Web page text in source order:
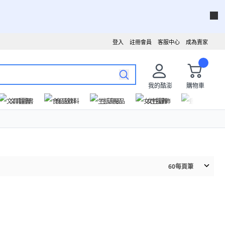
成為賣家
客服中心
註冊會員
登入
我的酷澎
購物車
文具圖書
食品飲料 生活用品 女性服飾
60每頁筆